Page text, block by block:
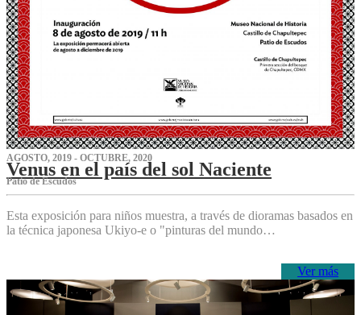
AGOSTO, 2019 - OCTUBRE, 2020
Venus en el país del sol Naciente
P‌atio de Escudos
Esta exposición para niños muestra, a través de dioramas basados en
la técnica japonesa Ukiyo-e o "pinturas del mundo…
Ver más